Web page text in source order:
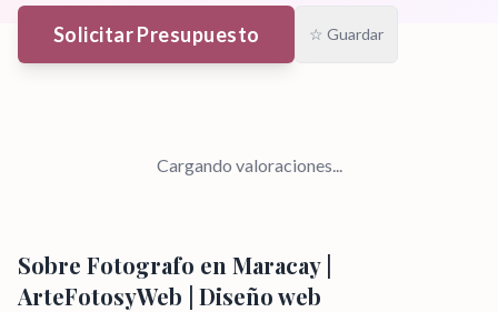
Solicitar Presupuesto ☆ Guardar
Cargando valoraciones...
Sobre Fotografo en Maracay |
ArteFotosyWeb | Diseño web